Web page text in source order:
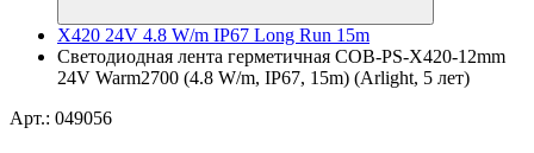
X420 24V 4.8 W/m IP67 Long Run 15m
Светодиодная лента герметичная COB-PS-X420-12mm
24V Warm2700 (4.8 W/m, IP67, 15m) (Arlight, 5 лет)
Арт.: 049056